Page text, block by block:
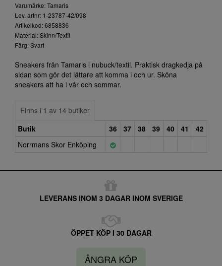
Varumärke: Tamaris
Lev. artnr: 1-23787-42/098
Artikelkod: 6858836
Material: Skinn/Textil
Färg: Svart
Sneakers från Tamaris i nubuck/textil. Praktisk dragkedja på
sidan som gör det lättare att komma i och ur. Sköna
sneakers att ha i vår och sommar.
Finns i 1 av 14 butiker
Butik
36 37 38 39 40 41
42
Norrmans Skor Enköping
LEVERANS INOM 3 DAGAR INOM SVERIGE
ÖPPET KÖP I 30 DAGAR
ÅNGRA KÖP